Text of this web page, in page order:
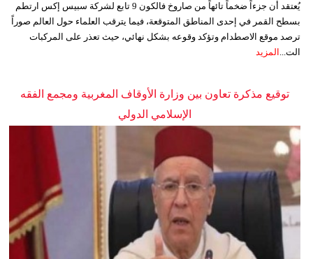
يُعتقد أن جزءاً ضخماً تائهاً من صاروخ فالكون 9 تابع لشركة سبيس إكس ارتطم
بسطح القمر في إحدى المناطق المتوقعة، فيما يترقب العلماء حول العالم صوراً
ترصد موقع الاصطدام وتؤكد وقوعه بشكل نهائي، حيث تعذر على المركبات
الت... المزيد
توقيع مذكرة تعاون بين وزارة الأوقاف المغربية ومجمع الفقه
الإسلامي الدولي